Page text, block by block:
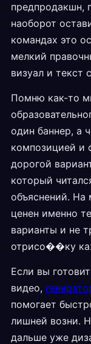
предпродакшн,
наоборот
командах это
мелкий
визуал и текст
Помню как-то
один баннер, а
композицией и
дорогой
который
объяснений. На
ценен именно
варианты и не
отрисо��ку
Если вы
видео,
помогает
лишней возни.
дальше уже